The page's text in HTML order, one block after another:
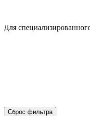
Для
Сброс фильтра